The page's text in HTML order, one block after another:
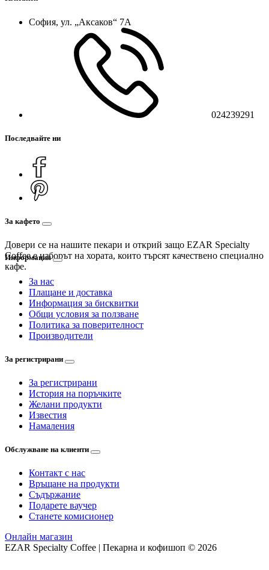
София, ул. „Аксаков“ 7А
024239291
Последвайте ни
За кафето
Довери се на нашите пекари и открий защо EZAR Specialty
Coffee е изборът на хората, които търсят качествено специално
кафе.
Информация
За нас
Плащане и доставка
Информация за бисквитки
Общи условия за ползване
Политика за поверителност
Производители
За регистрирани
За регистрирани
История на поръчките
Желани продукти
Известия
Намаления
Обслужване на клиенти
Контакт с нас
Връщане на продукти
Съдържание
Подарете ваучер
Станете комисионер
Онлайн магазин
EZAR Specialty Coffee | Пекарна и кофишоп © 2026